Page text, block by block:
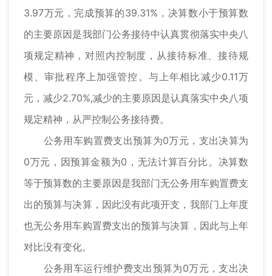
3.97万元，完成预算的39.31%，决算数小于预算数
的主要原因是我部门公务接待中认真贯彻落实中央八
项规定精神，对照内控制度，从接待标准、接待规
模、审批程序上加强管控。与上年相比减少0.11万
元，减少2.70%,减少的主要原因是认真落实中央八项
规定精神，从严控制公务接待费。
公务用车购置费支出预算为0万元，支出决算为
0万元，因预算金额为0，无法计算百分比。决算数
等于预算数的主要原因是我部门无公务用车购置费支
出的预算与决算，因此没有此项开支，我部门上年度
也无公务用车购置费支出的预算与决算，因此与上年
对比没有变化。
公务用车运行维护费支出预算为0万元，支出决